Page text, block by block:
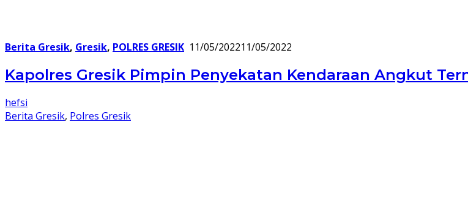
Berita Gresik, Gresik, POLRES GRESIK 11/05/202211/05/2022
Kapolres Gresik Pimpin Penyekatan Kendaraan Angkut
hefsi
Berita Gresik, Polres Gresik